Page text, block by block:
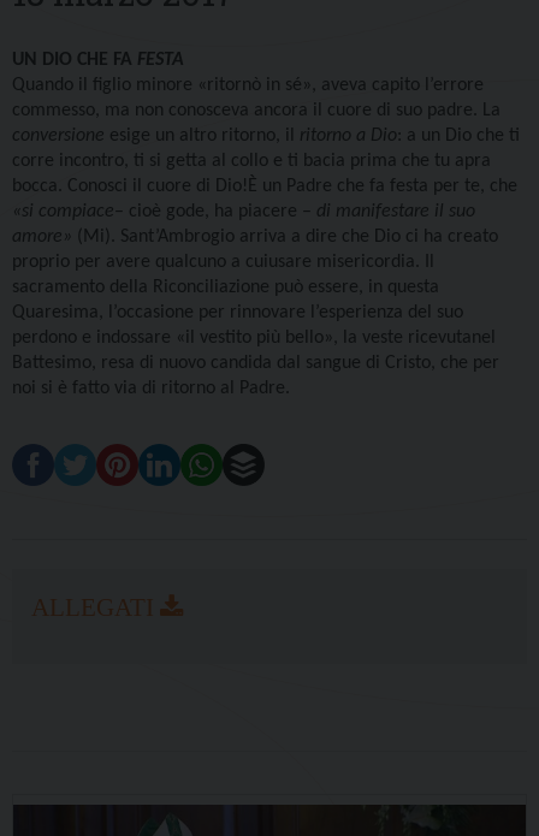
UN DIO CHE FA FESTA
Quando il figlio minore «ritornò in sé», aveva capito l’errore
commesso, ma non conosceva ancora il cuore di suo padre. La
conversione esige un altro ritorno, il ritorno a Dio: a un Dio che ti
corre incontro, ti si getta al collo e ti bacia prima che tu apra
bocca. Conosci il cuore di Dio!È un Padre che fa festa per te, che
«si compiace– cioè gode, ha piacere – di manifestare il suo
amore»
(Mi). Sant’Ambrogio arriva a dire che Dio ci ha creato
proprio per avere qualcuno a cuiusare misericordia. Il
sacramento della Riconciliazione può essere, in questa
Quaresima, l’occasione per rinnovare l’esperienza del suo
perdono e indossare «il vestito più bello», la veste ricevutanel
Battesimo, resa di nuovo candida dal sangue di Cristo, che per
noi si è fatto via di ritorno al Padre.